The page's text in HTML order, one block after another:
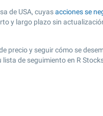
de USA, cuyasacciones se
y largo plazo sin
precio y seguir cómo se
de seguimiento en R